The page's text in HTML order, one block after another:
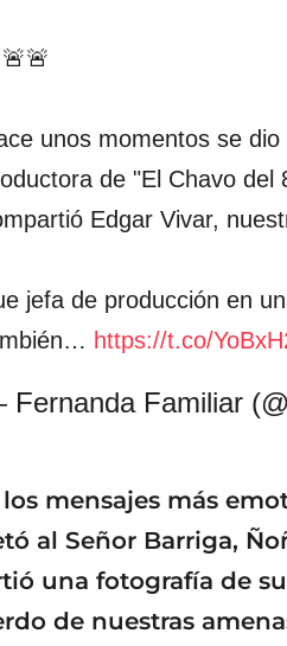
unos momentos se
de "El Chavo del
Edgar Vivar,
jefa de producción en
https://t.co/
Familiar
mensajes más
al Señor Barriga,
una fotografía de
de nuestras